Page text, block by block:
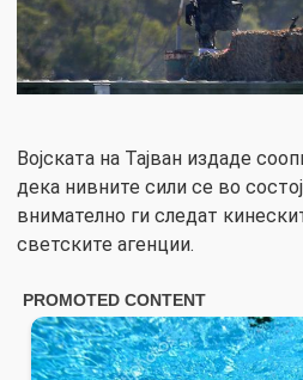
Војската на Тајван издаде
дека нивните сили се во
внимателно ги следат
светските агенции.